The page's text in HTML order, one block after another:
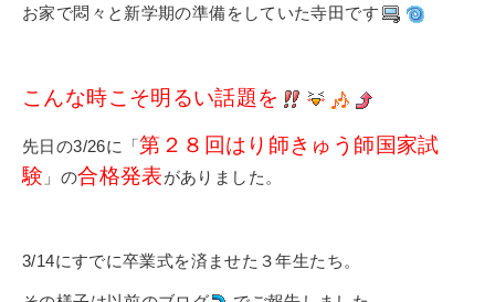
新着情報
コラム
インターネット出願
お家で悶々と新学期の準備をしていた寺田です
こんな時こそ明るい話題を
先日の3/26に「第２８回はり師きゅう師国家試
験 」の合格発表がありました。
3/14にすでに卒業式を済ませた３年生たち。